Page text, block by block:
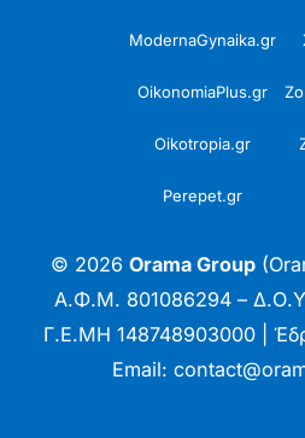
ModernaGynaika.gr
OikonomiaPlus.gr
Oikotropia.gr
Perepet.gr
© 2026 Orama Group
Α.Φ.Μ. 801086294 –
Γ.Ε.ΜΗ 148748903000 |
Email: